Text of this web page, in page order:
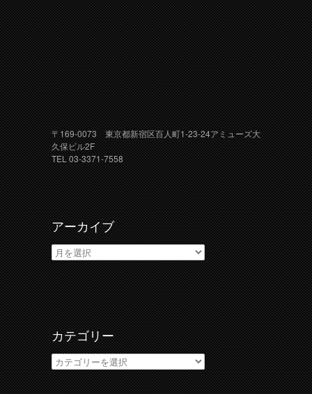
〒169-0073 東京都新宿区百人町1-23-24アミューズ大
久保ビル2F
TEL 03-3371-7558
アーカイブ
ア
ー
カ
イ
ブ
カテゴリー
カ
テ
ゴ